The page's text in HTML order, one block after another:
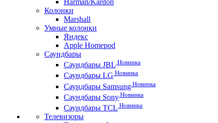
Колонки
Marshall
Умные колонки
Яндекс
Apple Homepod
Саундбары
Саундбары JBL Новинка
Саундбары LG Новинка
Саундбары Samsung Новинка
Саундбары Sony Новинка
Саундбары TCL Новинка
Телевизоры